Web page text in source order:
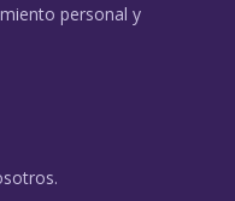
personal y